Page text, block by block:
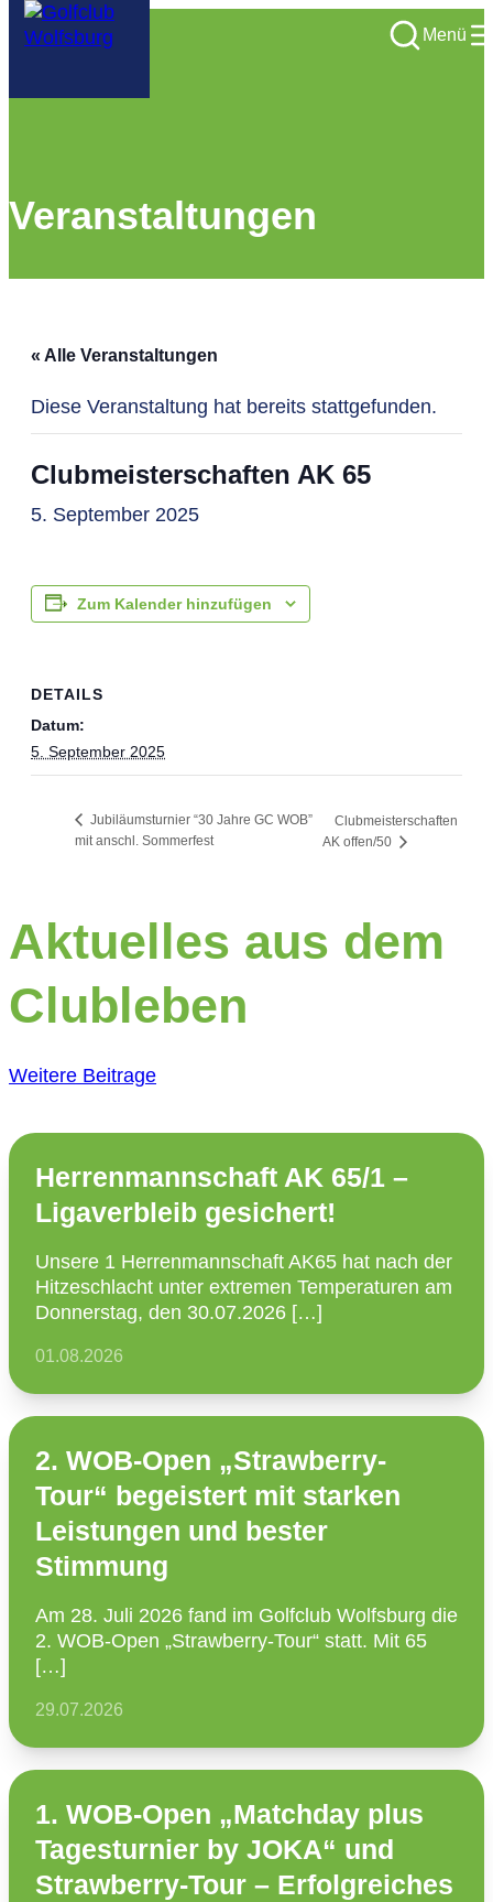
Menü
Veranstaltungen
« Alle Veranstaltungen
Diese Veranstaltung hat bereits stattgefunden.
Clubmeisterschaften AK 65
5. September 2025
Zum Kalender hinzufügen
DETAILS
Datum:
5. September 2025
Jubiläumsturnier “30 Jahre GC WOB”
mit anschl. Sommerfest
Clubmeisterschaften
AK offen/50
Aktuelles aus dem
Clubleben
Weitere Beitrage
Herrenmannschaft AK 65/1 –
Ligaverbleib gesichert!
Unsere 1 Herren­mann­schaft AK65 hat nach der
Hitze­schlacht unter extremen Tempe­ra­turen am
Donnerstag, den 30.07.2026 […]
01.08.2026
2. WOB-Open „Strawberry-
Tour“ begeistert mit starken
Leistungen und bester
Stimmung
Am 28. Juli 2026 fand im Golfclub Wolfsburg die
2. WOB-Open „Straw­­berry-Tour“ statt. Mit 65
[…]
29.07.2026
1. WOB-Open „Matchday plus
Tagesturnier by JOKA“ und
Strawberry-Tour – Erfolgreiches